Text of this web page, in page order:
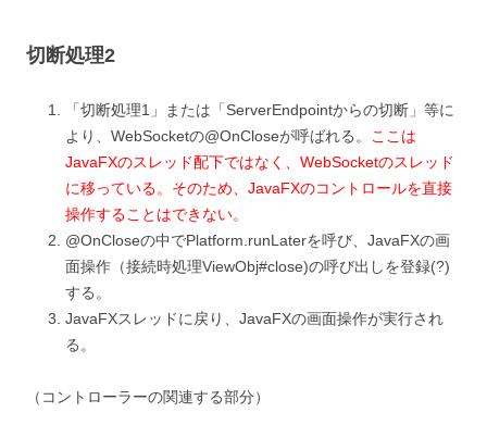
切断処理2
「切断処理1」または「ServerEndpointからの切断」等に
より、WebSocketの@OnCloseが呼ばれる。
ここは
JavaFXのスレッド配下ではなく、WebSocketのスレッド
に移っている。そのため、JavaFXのコントロールを直接
操作することはできない。
@OnCloseの中でPlatform.runLaterを呼び、JavaFXの画
面操作（接続時処理ViewObj#close)の呼び出しを登録(?)
する。
JavaFXスレッドに戻り、JavaFXの画面操作が実行され
る。
（コントローラーの関連する部分）